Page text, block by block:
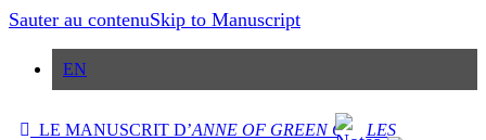
Sauter au contenuSkip to Manuscript
EN
LE MANUSCRIT D’ANNE OF GREEN GABLES